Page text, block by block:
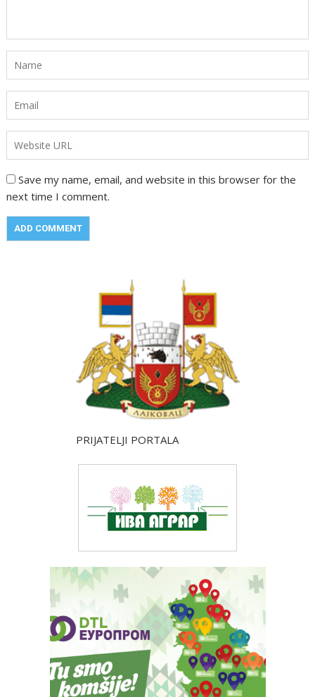
Save my name, email, and website in this browser for the
next time I comment.
PRIJATELJI PORTALA